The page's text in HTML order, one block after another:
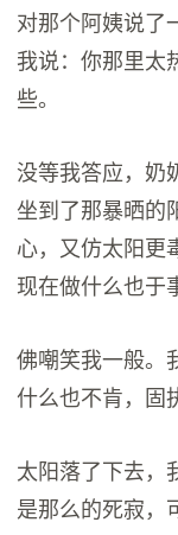
对那个阿姨说了
我说：你那里太
些。
没等我答应，奶
坐到了那暴晒的
心，又仿太阳更
现在做什么也于
佛嘲笑我一般。
什么也不肯，固
太阳落了下去，
是那么的死寂，